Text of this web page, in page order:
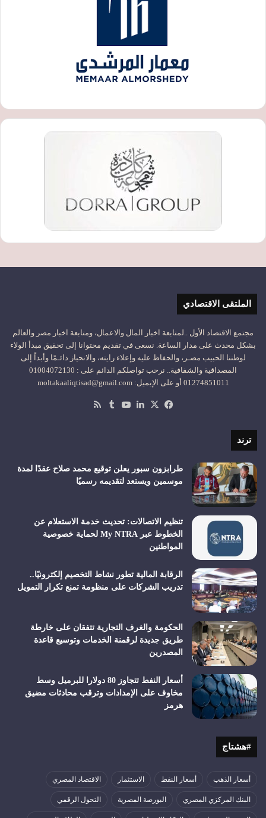
الملتقى الاقتصادي
مجتمع الاقتصاد الأول ..لمتابعة اخبار المال والاعمال، ومتابعة اخبار مصر والعالم
بشكل محدث على مدار الساعة. نسعى في تقديم محتوانا إلى تحقيق مبدأ الولاء
لوطننا الحبيب مصـر، والحفاظ عليه وإعلاء رايته، والانحياز دائـمًا وأبداً إلى
المصداقية والشفافية.. نرحب تواصلكم الدائم على : 01004072130
01274851011 أو على الإيميل: moltakaaliqtisad@gmail.com
فيسبوك
‫X لينكدإن‫YouTube
ترند
طرابزون سبور يعلن توقيع محمد صلاح عقدًا لمدة
موسمين ويستعد لتقديمه رسميًا
تنظيم الاتصالات: تحديث خدمة الاستعلام عن
الخطوط عبر My NTRA لحماية خصوصية
المواطنين
الرقابة المالية تطور نشاط التخصيم إلكترونيًا..
تدريب الشركات على منظومة تمنع تكرار التمويل
الحكومة والغرف التجارية تتفقان على خارطة
طريق جديدة لرقمنة الخدمات وتوسيع قاعدة
المصدرين
أسعار النفط تتجاوز 80 دولارا للبرميل وسط
مخاوف على الإمدادات وترقب محادثات مضيق
هرمز
#هشتاج
أسعار الذهب أسعار النفط الاستثمار الاقتصاد المصري
البنك المركزي المصري البورصة المصرية التحول الرقمي